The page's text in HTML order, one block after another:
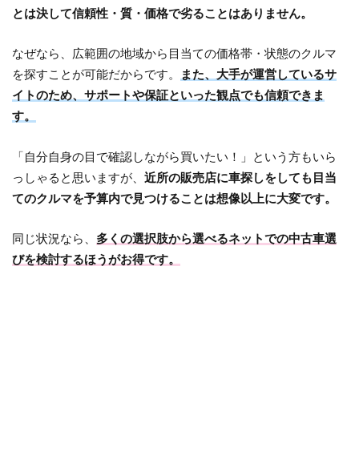
とは決して信頼性・質・価格で劣ることはありません。
なぜなら、広範囲の地域から目当ての価格帯・状態のクルマ
を探すことが可能だからです。
また、大手が運営しているサ
イトのため、サポートや保証といった観点でも信頼できま
す。
「自分自身の目で確認しながら買いたい！」という方もいら
っしゃると思いますが、近所の販売店に車探しをしても目当
てのクルマを予算内で見つけることは想像以上に大変です。
同じ状況なら、 多くの選択肢から選べるネットでの中古車選
びを検討するほうがお得です。